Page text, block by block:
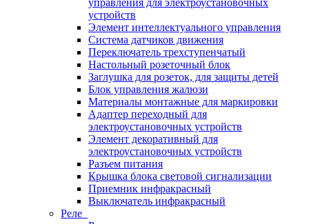
управления для электроустановочных
устройств
Элемент интеллектуального управления
Система датчиков движения
Переключатель трехступенчатый
Настольный розеточный блок
Заглушка для розеток, для защиты детей
Блок управления жалюзи
Материалы монтажные для маркировки
Адаптер переходный для
электроустановочных устройств
Элемент декоративный для
электроустановочных устройств
Разъем питания
Крышка блока световой сигнализации
Приемник инфракрасный
Выключатель инфракрасный
Реле